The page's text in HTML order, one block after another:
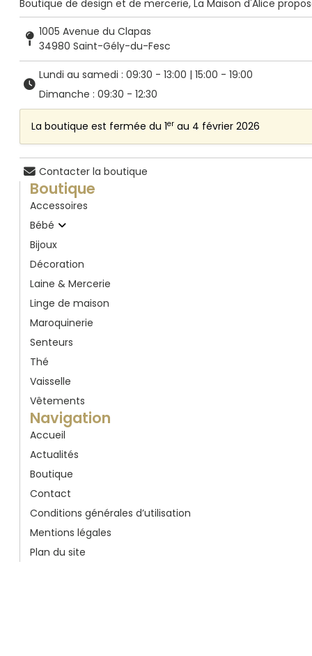
Boutique de design et de mercerie, La Maison d'Alice
1005 Avenue du Clapas
34980 Saint-Gély-du-Fesc
Lundi au samedi : 09:30 - 13:00 | 15:00 - 19:00
Dimanche : 09:30 - 12:30
La boutique est fermée du 1er au 4 février 2026
Contacter la boutique
Boutique
Accessoires
Bébé
Bijoux
Décoration
Laine & Mercerie
Linge de maison
Maroquinerie
Senteurs
Thé
Vaisselle
Vêtements
Navigation
Accueil
Actualités
Boutique
Contact
Conditions générales d’utilisation
Mentions légales
Plan du site